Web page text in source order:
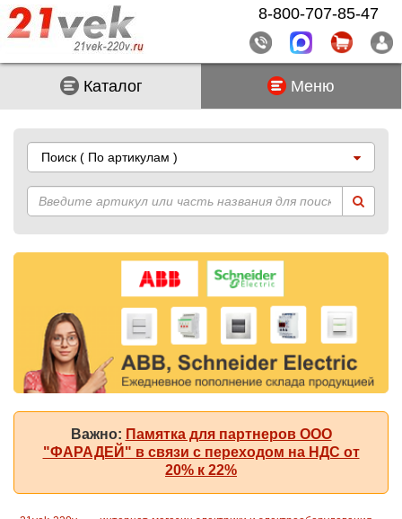
Каталог Меню
Поиск ( По артикулам )
Важно: Памятка для партнеров ООО
"ФАРАДЕЙ" в связи с переходом на НДС от
20% к 22%
8-800-707-85-47